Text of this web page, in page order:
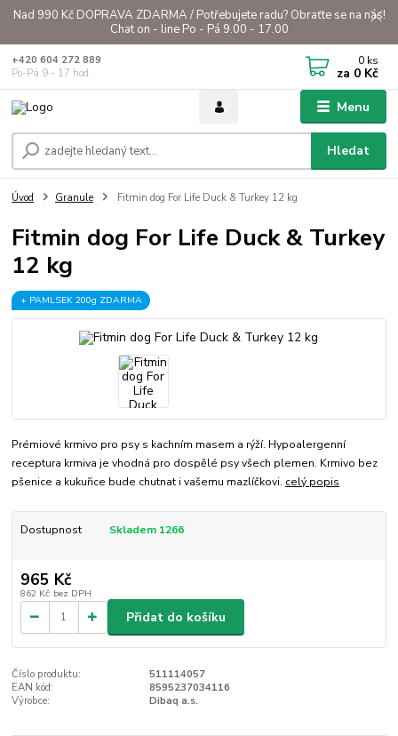
Nad 990 Kč DOPRAVA ZDARMA / Potřebujete radu? Obraťte se na nás!
Chat on - line Po - Pá 9.00 - 17.00
Menu
Hledat
+420 604 272 889
Po-Pá 9 - 17 hod.
0 ks
za 0 Kč
Úvod Granule Fitmin dog For Life Duck & Turkey 12 kg
Fitmin dog For Life Duck & Turkey
12 kg
+ PAMLSEK 200g ZDARMA
Prémiové krmivo pro psy s kachním masem a rýží. Hypoalergenní
receptura krmiva je vhodná pro dospělé psy všech plemen. Krmivo bez
pšenice a kukuřice bude chutnat i vašemu mazlíčkovi. celý popis
Dostupnost Skladem 1266
965 Kč
862 Kč bez DPH
Přidat do košíku
Číslo produktu:
511114057
EAN kód:
8595237034116
Výrobce:
Dibaq a.s.